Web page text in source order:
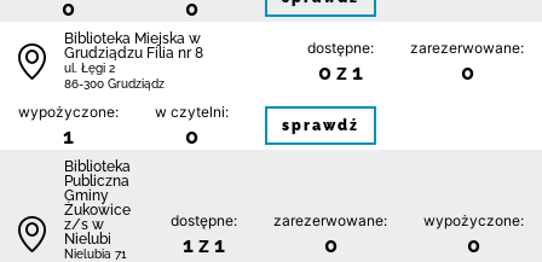
0 0
Biblioteka Miejska w
Grudziądzu Filia nr 8
ul. Łęgi 2
86-300 Grudziądz
dostępne:
0 z 1
zarezerwowane:
0
wypożyczone:
1
w czytelni:
0 sprawdź
Biblioteka
Publiczna
Gminy
Żukowice
z/s w
Nielubi
Nielubia 71
dostępne:
1 z 1
zarezerwowane:
0
wypożyczone:
0